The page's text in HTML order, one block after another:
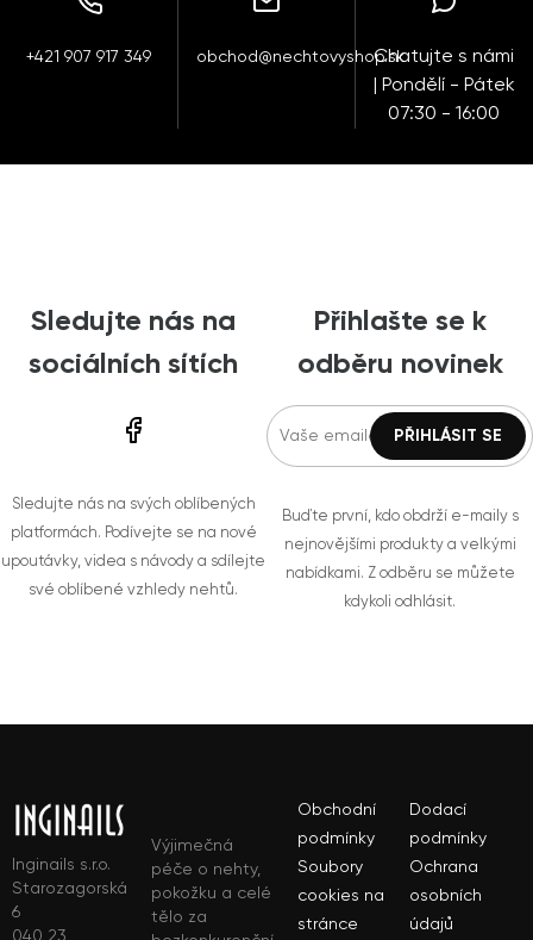
+421 907 917 349 obchod@nechtovyshop.skChatujte s námi
| Pondělí - Pátek
07:30 - 16:00
Sledujte nás na
sociálních sítích
Sledujte nás na svých oblíbených
platformách. Podívejte se na nové
upoutávky, videa s návody a sdílejte
své oblíbené vzhledy nehtů.
Přihlašte se k
odběru novinek
Buďte první, kdo obdrží e-maily s
nejnovějšími produkty a velkými
nabídkami. Z odběru se můžete
kdykoli odhlásit.
Inginails s.r.o.
Starozagorská
6
040 23
Výjimečná
péče o nehty,
pokožku a celé
tělo za
Obchodní
podmínky
Dodací
podmínky
Soubory
cookies na
stránce
Ochrana
osobních
údajů